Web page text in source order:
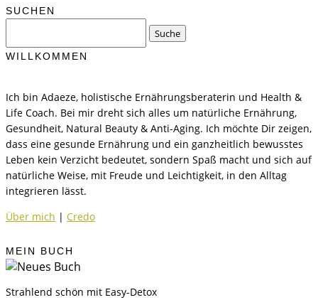
SUCHEN
WILLKOMMEN
Ich bin Adaeze, holistische Ernährungsberaterin und Health &
Life Coach. Bei mir dreht sich alles um natürliche Ernährung,
Gesundheit, Natural Beauty & Anti-Aging. Ich möchte Dir zeigen,
dass eine gesunde Ernährung und ein ganzheitlich bewusstes
Leben kein Verzicht bedeutet, sondern Spaß macht und sich auf
natürliche Weise, mit Freude und Leichtigkeit, in den Alltag
integrieren lässt.
Über mich | Credo
MEIN BUCH
Strahlend schön mit Easy-Detox